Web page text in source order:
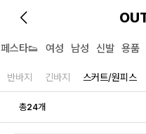
스타👟 여성 남성 신발 용품
반바지 긴바지 스커트/원피스
총24개